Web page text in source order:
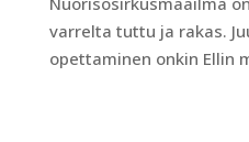
varrelta tuttu ja rakas.
opettaminen onkin Ellin